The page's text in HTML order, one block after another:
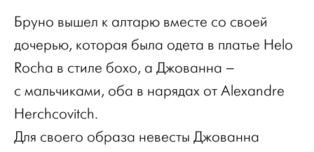
Бруно вышел к алтарю вместе со своей
дочерью, которая была одета в платье Helо
Rocha в стиле бохо, а Джованна –
с мальчиками, оба в нарядах от Alexandre
Herchcovitch.
Для своего образа невесты Джованна